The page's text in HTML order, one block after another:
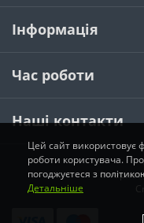
Інформація
Час роботи
Наші контакти
Цей сайт використовує
роботи користувача.
погоджуєтеся з
Детальніше